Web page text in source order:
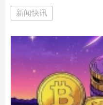
同答案 —— 她在 200 人粉
年内未出现一次公开质疑
框架。
新闻快讯